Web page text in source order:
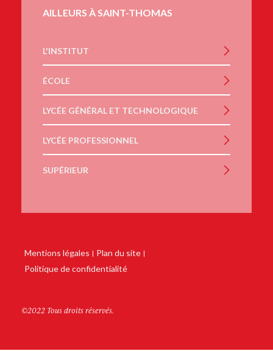
AILLEURS À SAINT-THOMAS
L'INSTITUT
ÉCOLE
LYCÉE GÉNÉRAL ET TECHNOLOGIQUE
LYCÉE PROFESSIONNEL
SUPÉRIEUR
Mentions légales
Plan du site
Politique de confidentialité
©2022 Tous droits réservés.